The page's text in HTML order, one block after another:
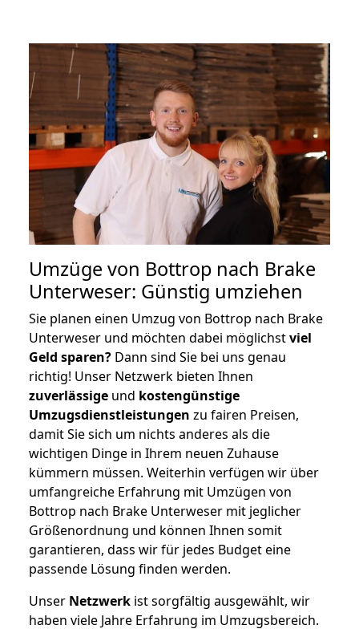
Umzüge von Bottrop nach Brake
Unterweser: Günstig umziehen
Sie planen einen Umzug von Bottrop nach Brake
Unterweser und möchten dabei möglichstviel
Geld sparen? Dann sind Sie bei uns genau
richtig! Unser Netzwerk bieten Ihnen
zuverlässige und kostengünstige
Umzugsdienstleistungen zu fairen Preisen,
damit Sie sich um nichts anderes als die
wichtigen Dinge in Ihrem neuen Zuhause
kümmern müssen. Weiterhin verfügen wir über
umfangreiche Erfahrung mit Umzügen von
Bottrop nach Brake Unterweser mit jeglicher
Größenordnung und können Ihnen somit
garantieren, dass wir für jedes Budget eine
passende Lösung finden werden.
Unser Netzwerk ist sorgfältig ausgewählt, wir
haben viele Jahre Erfahrung im Umzugsbereich.